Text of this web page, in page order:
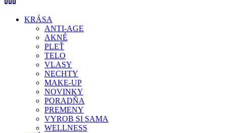
KRÁSA
ANTI-AGE
AKNÉ
PLEŤ
TELO
VLASY
NECHTY
MAKE-UP
NOVINKY
PORADŇA
PREMENY
VYROB SI SAMA
WELLNESS